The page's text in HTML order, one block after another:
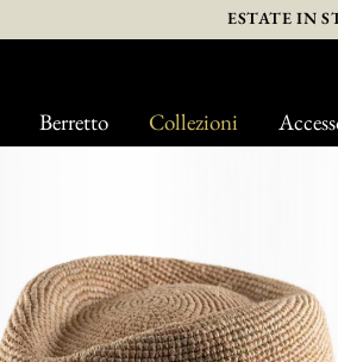
Berretto Collezioni
ESTATE IN